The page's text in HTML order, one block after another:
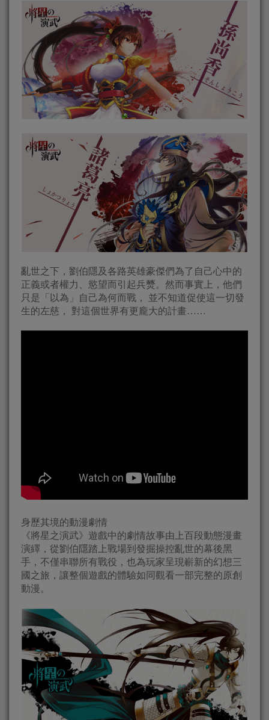
亂世之下，劉伯隱及各路英雄豪傑們為了自己心中的
正義或者權力、慾望而引起兵燹。然而事實上，他們
只是「以為」自己為何而戰， 並不知道促使這一切發
生的左慈， 對這個世界有更龐大的計畫……
身歷其境的動漫劇情
《將星之演武》遊戲中的劇情故事由上百段動態漫畫
演繹，從劉伯隱踏上戰場到發掘操控亂世的幕後黑
手，不僅串聯所有戰役，也為玩家呈現嶄新的幻想三
國之旅，讓整個遊戲的體驗如同觀看一部完整的原創
動漫。